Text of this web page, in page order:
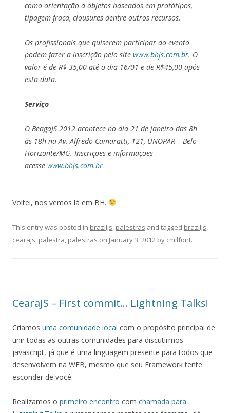
como orientação a objetos baseados em protótipos,
tipagem fraca, clousures dentre outros recursos.
Os profissionais que quiserem participar do evento
podem fazer a inscrição pelo site www.bhjs.com.br. O
valor é de R$ 35,00 até o dia 16/01 e de R$45,00 após
esta data.
Serviço
O BeagaJS 2012 acontece no dia 21 de janeiro das 8h
às 18h na Av. Alfredo Camaratti, 121, UNOPAR – Belo
Horizonte/MG. Inscrições e informações
acesse www.bhjs.com.br
Voltei, nos vemos lá em BH.
This entry was posted in braziljs, palestras and tagged braziljs,
cearajs, palestra, palestras on January 3, 2012 by cmilfont.
CearaJS – First commit… Lightning Talks!
Criamos uma comunidade local com o propósito principal de
unir todas as outras comunidades para discutirmos
javascript, já que é uma linguagem presente para todos que
desenvolvem na WEB, mesmo que seu Framework tente
esconder de você.
Realizamos o primeiro encontro com chamada para